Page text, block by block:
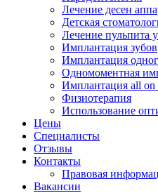
Лечение десен
Детская
Лечение пульпита
Имплантация зубов
Имплантация
Одномоментная
Имплантация all on
Физиотерапия
Использование
Цены
Специалисты
Отзывы
Контакты
Правовая
Вакансии